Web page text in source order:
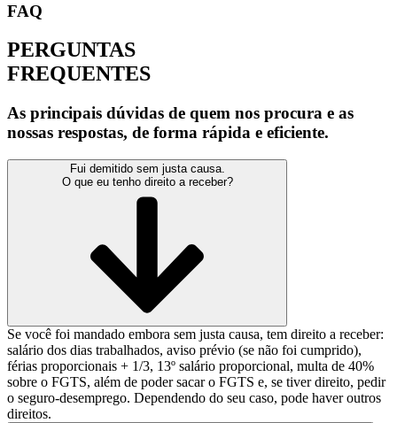
FAQ
PERGUNTAS
FREQUENTES
As principais dúvidas de quem nos procura e as
nossas respostas, de forma rápida e eficiente.
Fui demitido sem justa causa.
O que eu tenho direito a receber?
Se você foi mandado embora sem justa causa, tem direito a receber:
salário dos dias trabalhados, aviso prévio (se não foi cumprido),
férias proporcionais + 1/3, 13º salário proporcional, multa de 40%
sobre o FGTS, além de poder sacar o FGTS e, se tiver direito, pedir
o seguro-desemprego. Dependendo do seu caso, pode haver outros
direitos.